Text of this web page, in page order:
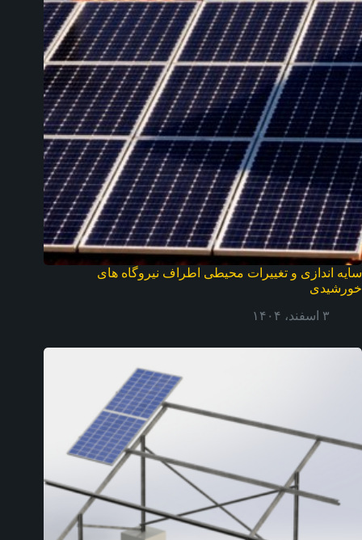
سایه اندازی و تغییرات محیطی اطراف نیروگاه های
خورشیدی
۳ اسفند، ۱۴۰۴